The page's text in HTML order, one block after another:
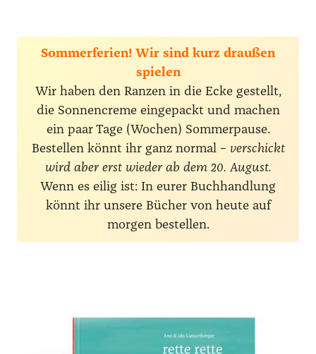
Sommerferien! Wir sind kurz draußen
spielen
Wir haben den Ranzen in die Ecke gestellt,
die Sonnencreme eingepackt und machen
ein paar Tage (Wochen) Sommerpause.
Bestellen könnt ihr ganz normal – verschickt
wird aber erst wieder ab dem 20. August.
Wenn es eilig ist: In eurer Buchhandlung
könnt ihr unsere Bücher von heute auf
morgen bestellen.